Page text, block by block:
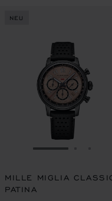
NEU
ZUR FOLIEZUR
MILLE MIGLIA
PATINA